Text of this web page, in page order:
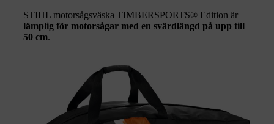
STIHL motorsågsväska TIMBERSPORTS® Edition är
lämplig för motorsågar med en svärdlängd på upp till
50 cm.